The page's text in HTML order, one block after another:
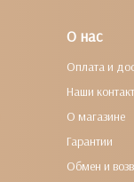
О нас
Оплата и
Наши
О магазине
Гарантии
Обмен и